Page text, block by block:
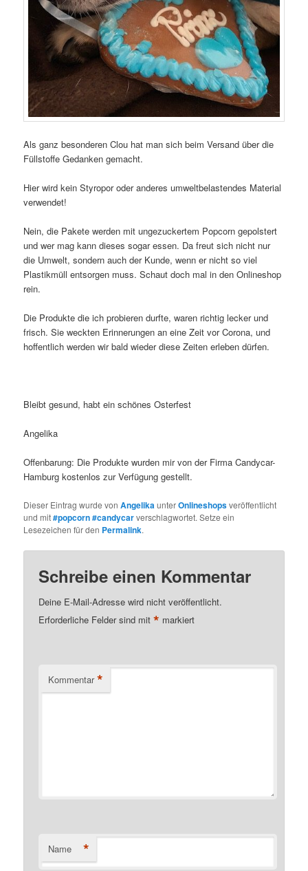
Als ganz besonderen Clou hat man sich beim Versand über die
Füllstoffe Gedanken gemacht.
Hier wird kein Styropor oder anderes umweltbelastendes Material
verwendet!
Nein, die Pakete werden mit ungezuckertem Popcorn gepolstert
und wer mag kann dieses sogar essen. Da freut sich nicht nur
die Umwelt, sondern auch der Kunde, wenn er nicht so viel
Plastikmüll entsorgen muss. Schaut doch mal in den Onlineshop
rein.
Die Produkte die ich probieren durfte, waren richtig lecker und
frisch. Sie weckten Erinnerungen an eine Zeit vor Corona, und
hoffentlich werden wir bald wieder diese Zeiten erleben dürfen.
Bleibt gesund, habt ein schönes Osterfest
Angelika
Offenbarung: Die Produkte wurden mir von der Firma Candycar-
Hamburg kostenlos zur Verfügung gestellt.
Dieser Eintrag wurde vonAngelika unterOnlineshopsveröffentlicht
und mit#popcorn #candycarverschlagwortet. Setze ein
Lesezeichen für den Permalink.
Schreibe einen Kommentar
Deine E-Mail-Adresse wird nicht veröffentlicht.
Erforderliche Felder sind mit* markiert
Kommentar *
Name *